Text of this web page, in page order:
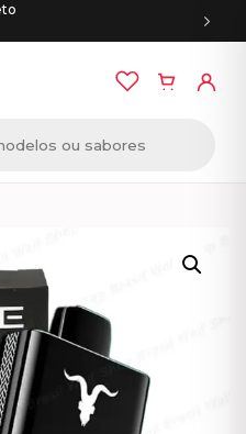
/ IGNITE V120 – Pod